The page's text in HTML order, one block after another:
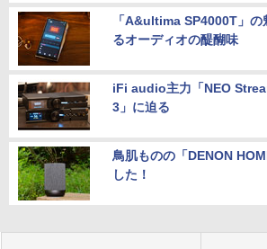
「A&ultima SP4000T」
るオーディオの醍醐味
iFi audio主力「NEO
3」に迫る
鳥肌ものの「DENON
した！